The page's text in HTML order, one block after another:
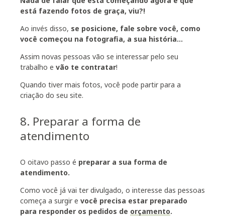
está fazendo fotos de graça, viu?!
Ao invés disso, se posicione, fale sobre você, como
você começou na fotografia, a sua história…
Assim novas pessoas vão se interessar pelo seu
trabalho e vão te contratar!
Quando tiver mais fotos, você pode partir para a
criação do seu site.
8. Preparar a forma de
atendimento
O oitavo passo é preparar a sua forma de
atendimento.
Como você já vai ter divulgado, o interesse das pessoas
começa a surgir e você precisa estar preparado
para responder os pedidos de orçamento.